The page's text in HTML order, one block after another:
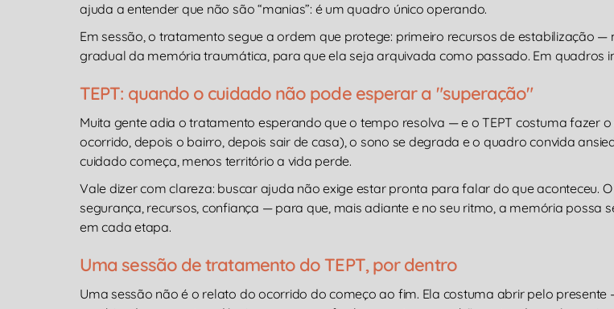
ajuda a entender que não são “manias”: é um quadro único operando.
Em sessão, o tratamento segue a ordem que protege: primeiro recursos de estabilização
gradual da memória traumática, para que ela seja arquivada como passado. Em quadros
TEPT: quando o cuidado não pode esperar a "superação"
Muita gente adia o tratamento esperando que o tempo resolva — e o TEPT costuma fazer
ocorrido, depois o bairro, depois sair de casa), o sono se degrada e o quadro convida
cuidado começa, menos território a vida perde.
Vale dizer com clareza: buscar ajuda não exige estar pronta para falar do que aconteceu.
segurança, recursos, confiança — para que, mais adiante e no seu ritmo, a memória
em cada etapa.
Uma sessão de tratamento do TEPT, por dentro
Uma sessão não é o relato do ocorrido do começo ao fim. Ela costuma abrir pelo